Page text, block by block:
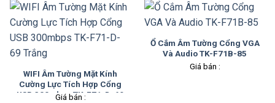
WIFI Âm Tường Mặt Kính
Cường Lực Tích Hợp Cổng
USB 300mbps TK-F71-D-69
Giá bán :
Ổ Cắm Âm Tường Cổng VGA
Và Audio TK-F71B-85
Giá bán :